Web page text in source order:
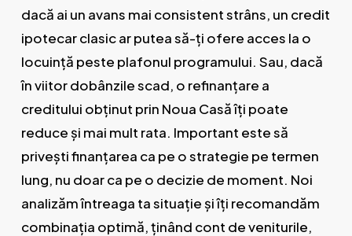
dacă ai un avans mai consistent strâns, un credit
ipotecar clasic ar putea să-ți ofere acces la o
locuință peste plafonul programului. Sau, dacă
în viitor dobânzile scad, o refinanțare a
creditului obținut prin Noua Casă îți poate
reduce și mai mult rata. Important este să
privești finanțarea ca pe o strategie pe termen
lung, nu doar ca pe o decizie de moment. Noi
analizăm întreaga ta situație și îți recomandăm
combinația optimă, ținând cont de veniturile,